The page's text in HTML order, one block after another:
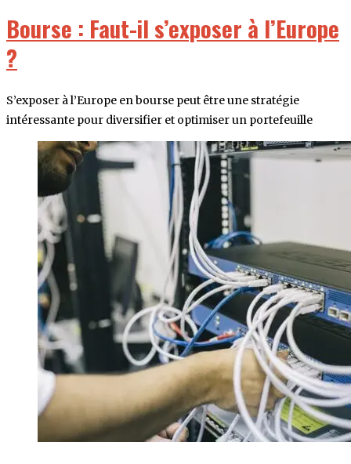
Bourse : Faut-il s’exposer à l’Europe
?
S’exposer à l’Europe en bourse peut être une stratégie
intéressante pour diversifier et optimiser un portefeuille